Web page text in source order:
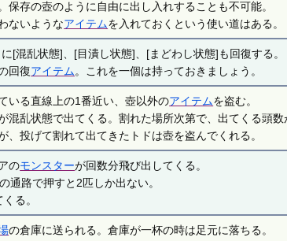
保存の壺のように自由に出し入れすることも不可能。
ないようなアイテムを入れておくという使い道はある。
[混乱状態]、[目潰し状態]、[まどわし状態]も回復する。
回復アイテム。これを一個は持っておきましょう。
いる直線上の1番近い、壺以外のアイテムを盗む。
混乱状態で出てくる。割れた場所次第で、出てくる頭数
投げて割れて出てきたトドは壺を盗んでくれる。
のモンスターが回数分飛び出してくる。
通路で押すと2匹しか出ない。
る。
の倉庫に送られる。倉庫が一杯の時は足元に落ちる。